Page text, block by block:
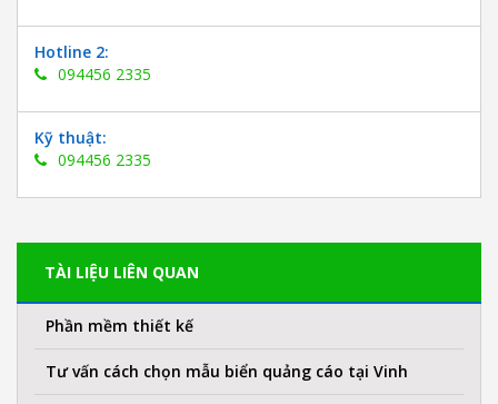
Hotline 2:
094456 2335
Kỹ thuật:
094456 2335
TÀI LIỆU LIÊN QUAN
Phần mềm thiết kế
Tư vấn cách chọn mẫu biển quảng cáo tại Vinh